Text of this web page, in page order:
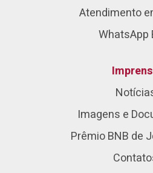
Atendimento
WhatsApp
Imagens e
Prêmio BNB de